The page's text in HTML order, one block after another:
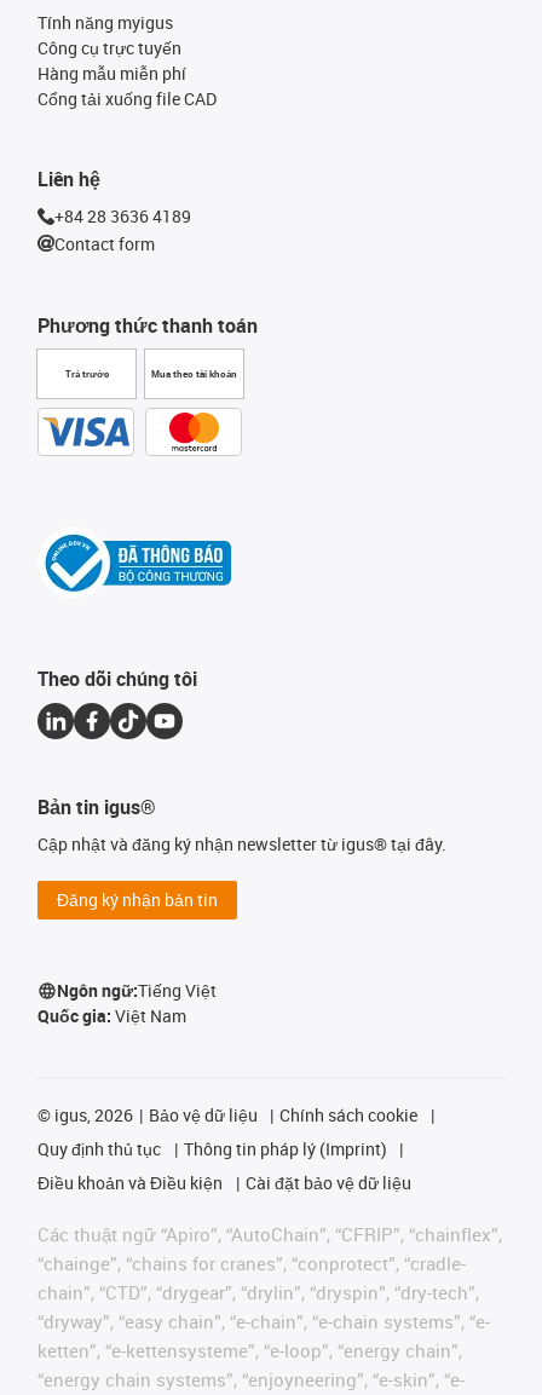
Phương thức thanh toán
Trả trước Mua theo tài khoản
Tính năng myigus
Công cụ trực tuyến
Hàng mẫu miễn phí
Cổng tải xuống file CAD
Liên hệ
+84 28 3636 4189
Contact form
Theo dõi chúng tôi
Bản tin igus®
Cập nhật và đăng ký nhận newsletter từ igus® tại đây.
Đăng ký nhận bản tin
Ngôn ngữ:Tiếng Việt
Quốc gia: Việt Nam
© igus, 2026 Bảo vệ dữ liệu
Chính sách cookie
Quy định thủ tục
Thông tin pháp lý (Imprint)
Điều khoản và Điều kiện
Cài đặt bảo vệ dữ liệu
Các thuật ngữ “Apiro”, “AutoChain”, “CFRIP”, “chainflex”,
“chainge”, “chains for cranes”, “conprotect”, “cradle-
chain”, “CTD”, “drygear”, “drylin”, “dryspin”, “dry-tech”,
“dryway”, “easy chain”, “e-chain”, “e-chain systems”, “e-
ketten”, “e-kettensysteme”, “e-loop”, “energy chain”,
“energy chain systems”, “enjoyneering”, “e-skin”, “e-